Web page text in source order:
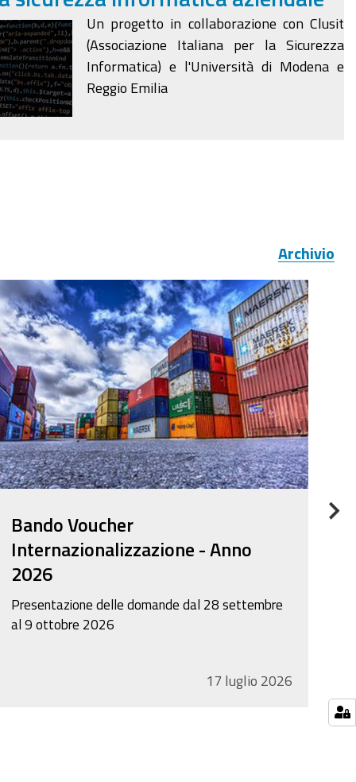
Un progetto in collaborazione con Clusit
(Associazione Italiana per la Sicurezza
Informatica) e l'Università di Modena e
Reggio Emilia
Bando Voucher
Internazionalizzazione - Anno
2026
Presentazione delle domande dal 28 settembre
al 9 ottobre 2026
17 luglio 2026
Archivio